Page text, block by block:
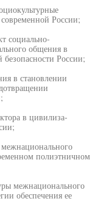
России;
социально-
общения в
безопасности России;
в становлении
в цивилиза-
полиэтничном
межнационального
обеспечения ее